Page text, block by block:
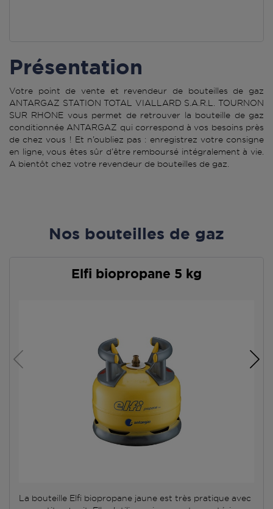
Présentation
Votre point de vente et revendeur de bouteilles de gaz
ANTARGAZ STATION TOTAL VIALLARD S.A.R.L. TOURNON
SUR RHONE vous permet de retrouver la bouteille de gaz
conditionnée ANTARGAZ qui correspond à vos besoins près
de chez vous ! Et n’oubliez pas : enregistrez votre consigne
en ligne, vous êtes sûr d’être remboursé intégralement à vie.
A bientôt chez votre revendeur de bouteilles de gaz.
Nos bouteilles de gaz
Elfi biopropane 5 kg
La bouteille Elfi biopropane jaune est très pratique avec